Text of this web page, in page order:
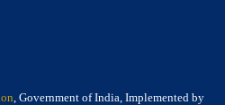
, Government of India, Implemented by